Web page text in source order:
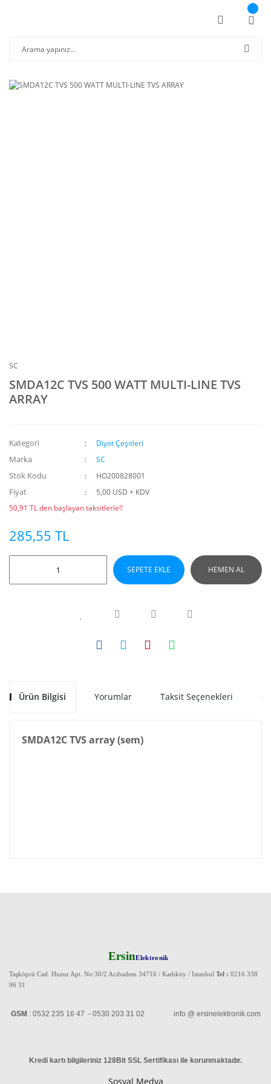
SC
SMDA12C TVS 500 WATT MULTI-LINE TVS
ARRAY
Kategori Diyot Çeşitleri
Marka SC
Stok Kodu HO200828001
Fiyat
5,00 USD + KDV
50,91 TL den başlayan taksitlerle!!
285,55 TL
SEPETE EKLE HEMEN AL
Ürün Bilgisi Yorumlar Taksit Seçenekleri
SMDA12C TVS array (sem)
ErsinElektronik
Taşköprü Cad. Huzur Apt. No:30/2 Acıbadem 34716 / Kadıköy / Istanbul Tel : 0216 338
96 31
GSM : 0532 235 16 47 - 0530 203 31 02 info @ ersinelektronik.com
Kredi kartı bilgileriniz 128Bit SSL Sertifikası ile korunmaktadır.
Sosyal Medya